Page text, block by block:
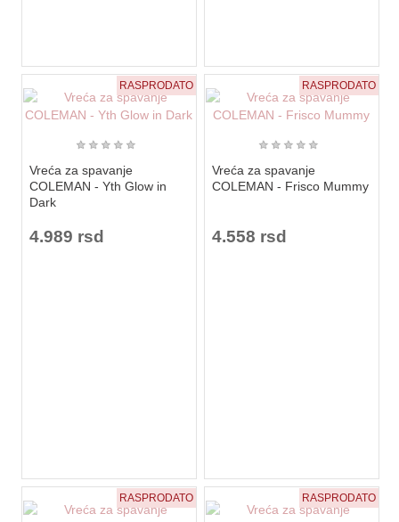
RASPRODATO
★ ★ ★ ★ ★
Vreća za spavanje
COLEMAN - Yth Glow in
Dark
4.989 rsd
RASPRODATO
★ ★ ★ ★ ★
Vreća za spavanje
COLEMAN - Frisco Mummy
4.558 rsd
RASPRODATO RASPRODATO